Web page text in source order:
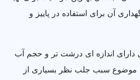
آن برای استفاده در پاییز و
دارای اندازه ای درشت تر و حجم آب
موضوع سبب جلب نظر بسیاری از